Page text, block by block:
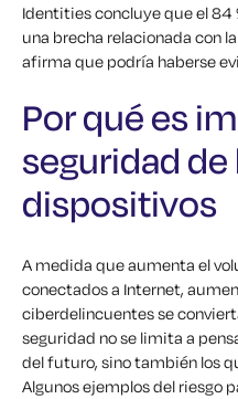
Identities concluye que el 84
una brecha relacionada con
afirma que podría haberse
Por qué es
seguridad de
dispositivos
A medida que aumenta el
conectados a Internet,
ciberdelincuentes se
seguridad no se limita a
del futuro, sino también los
Algunos ejemplos del riesgo